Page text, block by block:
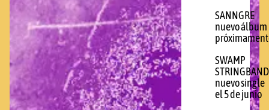
SANNGRE
nuevo álbum
SWAMP
STRINGBAND
nuevo single
el 5 de junio